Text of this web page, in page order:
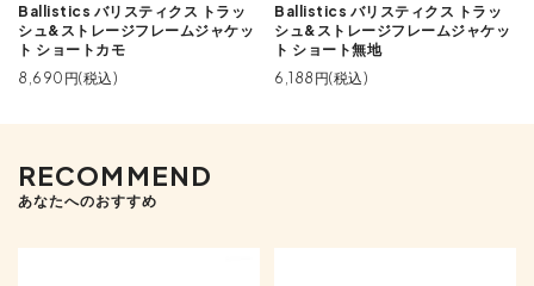
Ballistics バリスティクス トラッ
シュ&ストレージフレームジャケッ
ト ショートカモ
8,690円(税込)
Ballistics バリスティクス トラッ
シュ&ストレージフレームジャケッ
ト ショート無地
6,188円(税込)
RECOMMEND
あなたへのおすすめ